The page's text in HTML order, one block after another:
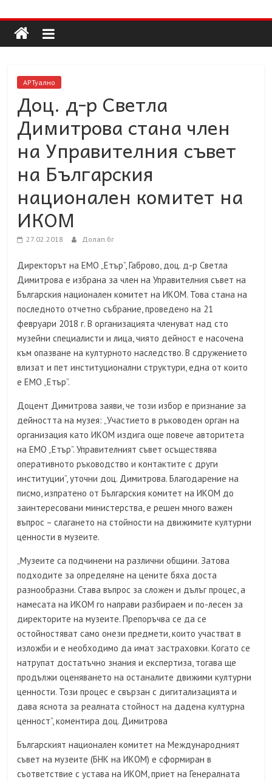
to
content
Долап
БГ
култура|
пътешествия|
мода|
събития|
кухня|
реклама|
минало|
АРТуално
Доц. д-р Светла
Димитрова стана член
на Управителния съвет
на Българския
национален комитет на
ИКОМ
27.02.2018 Долап.бг
Директорът на ЕМО „Етър”, Габрово, доц. д-р Светла
Димитрова е избрана за член на Управителния съвет на
Българския национален комитет на ИКОМ. Това стана на
последното отчетно събрание, проведено на 21
февруари 2018 г. В организацията членуват над сто
музейни специалисти и лица, чиято дейност е насочена
към опазване на културното наследство. В сдружението
влизат и пет институционални структури, една от които
е ЕМО „Етър”.
Доцент Димитрова заяви, че този избор е признание за
дейността на музея: „Участието в ръководен орган на
организация като ИКОМ издига още повече авторитета
на ЕМО „Етър”. Управителният съвет осъществява
оперативното ръководство и контактите с други
институции”, уточни доц. Димитрова. Благодарение на
писмо, изпратено от Българския комитет на ИКОМ до
заинтересовани министерства, е решен много важен
въпрос – слагането на стойности на движимите културни
ценности в музеите.
„Музеите са подчинени на различни общини. Затова
подходите за определяне на цените бяха доста
разнообразни. Става въпрос за сложен и дълъг процес, а
намесата на ИКОМ го направи разбираем и по-лесен за
директорите на музеите. Препоръчва се да се
остойностяват само онези предмети, които участват в
изложби и е необходимо да имат застраховки. Когато се
натрупат достатъчно знания и експертиза, тогава ще
продължи оценяването на останалите движими културни
ценности. Този процес е свързан с дигитализацията и
дава яснота за реалната стойност на дадена културна
ценност”, коментира доц. Димитрова
Българският национален комитет на Международният
съвет на музеите (БНК на ИКОМ) е сформиран в
съответствие с устава на ИКОМ, приет на Генералната